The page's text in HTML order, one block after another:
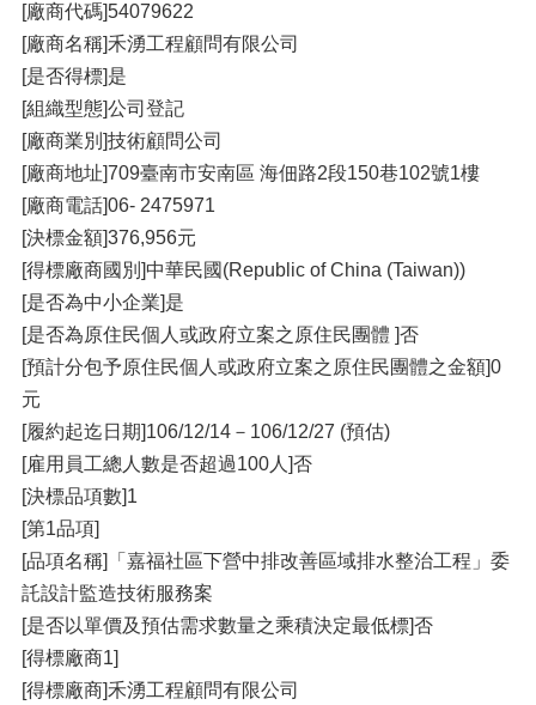
[廠商代碼]54079622
[廠商名稱]禾湧工程顧問有限公司
[是否得標]是
[組織型態]公司登記
[廠商業別]技術顧問公司
[廠商地址]709臺南市安南區 海佃路2段150巷102號1樓
[廠商電話]06- 2475971
[決標金額]376,956元
[得標廠商國別]中華民國(Republic of China (Taiwan))
[是否為中小企業]是
[是否為原住民個人或政府立案之原住民團體 ]否
[預計分包予原住民個人或政府立案之原住民團體之金額]0
元
[履約起迄日期]106/12/14－106/12/27 (預估)
[雇用員工總人數是否超過100人]否
[決標品項數]1
[第1品項]
[品項名稱]「嘉福社區下營中排改善區域排水整治工程」委
託設計監造技術服務案
[是否以單價及預估需求數量之乘積決定最低標]否
[得標廠商1]
[得標廠商]禾湧工程顧問有限公司